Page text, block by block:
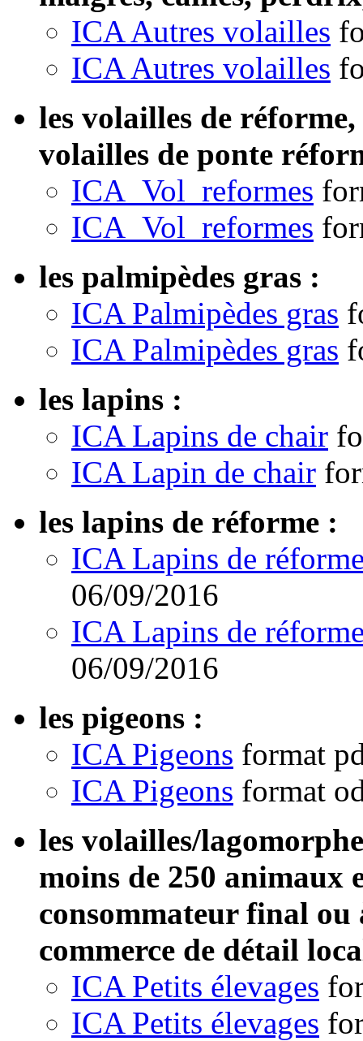
ICA Autres volailles
ICA Autres volailles
les volailles de
volailles de ponte
ICA_Vol_reformes
ICA_Vol_reformes
les palmipèdes gras :
ICA Palmipèdes gras
ICA Palmipèdes gras
les lapins :
ICA Lapins de chair
ICA Lapin de chair
les lapins de réforme :
ICA Lapins de
06/09/2016
ICA Lapins de
06/09/2016
les pigeons :
ICA Pigeons format
ICA Pigeons format
les volailles/
moins de 250 animaux
consommateur final ou
commerce de détail
ICA Petits élevages
ICA Petits élevages